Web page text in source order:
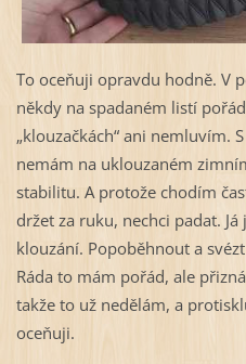
To oceňuji opravdu hodně. V
někdy na spadaném listí
„klouzačkách“ ani nemluvím.
nemám na uklouzaném
stabilitu. A protože chodím
držet za ruku, nechci padat.
klouzání. Popoběhnout a
Ráda to mám pořád, ale
takže to už nedělám, a
oceňuji.